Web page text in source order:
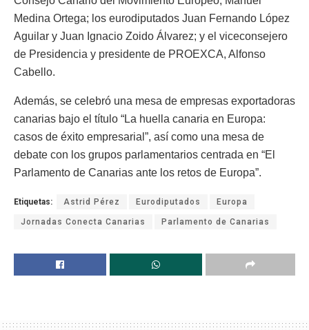
Medina Ortega; los eurodiputados Juan Fernando López
Aguilar y Juan Ignacio Zoido Álvarez; y el viceconsejero
de Presidencia y presidente de PROEXCA, Alfonso
Cabello.
Además, se celebró una mesa de empresas exportadoras
canarias bajo el título “La huella canaria en Europa:
casos de éxito empresarial”, así como una mesa de
debate con los grupos parlamentarios centrada en “El
Parlamento de Canarias ante los retos de Europa”.
Etiquetas: Astrid Pérez Eurodiputados Europa
Jornadas Conecta Canarias Parlamento de Canarias